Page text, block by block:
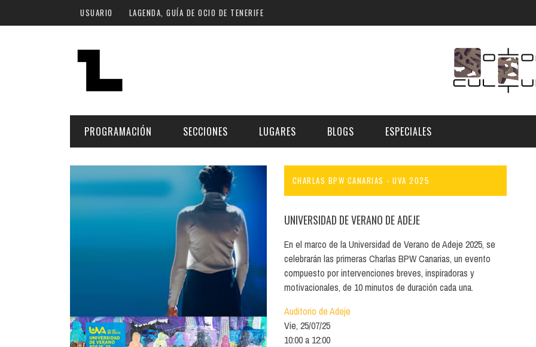
Pasar al contenido principal
USUARIO LAGENDA, GUÍA DE OCIO DE TENERIFE
PROGRAMACIÓN
Norte
Santa Cruz | La Laguna
Deporte y Naturaleza
Gastro
SECCIONES
MÚSICA
ESCÉNICAS
CULTURA
GASTRONOMÍA
INFANTIL
LUGARES
ARTE | MUSEOS
LOCALES CON ACTUACIONES
COMERCIO
GASTRO
BLOGS ESPECIALES
FESTIVAL BOREAL 2026
XXVII VERANO DE CUENTO
CHARLAS BPW CANARIAS - UVA 2025
UNIVERSIDAD DE VERANO DE ADEJE
En el marco de la Universidad de Verano de Adeje 2025, se
celebrarán las primeras Charlas BPW Canarias, un evento
compuesto por intervenciones breves, inspiradoras y
motivacionales, de 10 minutos de duración cada una.
Auditorio de Adeje
Vie, 25/07/25
10:00 a 12:00